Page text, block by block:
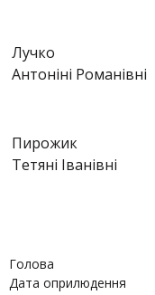
Лучко
Антоніні Романівні
Пирожик
Тетяні Іванівні
Голова
Дата оприлюдення